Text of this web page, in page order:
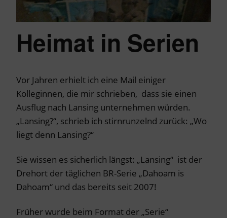
Heimat in Serien
Vor Jahren erhielt ich eine Mail einiger
Kolleginnen, die mir schrieben, dass sie einen
Ausflug nach Lansing unternehmen würden.
„Lansing?“, schrieb ich stirnrunzelnd zurück: „Wo
liegt denn Lansing?“
Sie wissen es sicherlich längst: „Lansing“ ist der
Drehort der täglichen BR-Serie „Dahoam is
Dahoam“ und das bereits seit 2007!
Früher wurde beim Format der „Serie“